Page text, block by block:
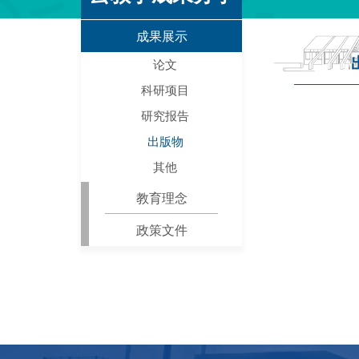
成果展示
论文
科研项目
研究报告
出版物
其他
教育理念
政策文件